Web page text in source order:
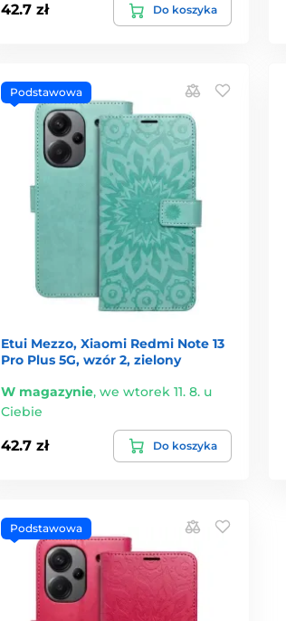
42.7 zł Do koszyka
Podstawowa
Etui Mezzo, Xiaomi Redmi Note 13
Pro Plus 5G, wzór 2, zielony
W magazynie, we wtorek 11. 8. u
Ciebie
42.7 zł Do koszyka
Podstawowa